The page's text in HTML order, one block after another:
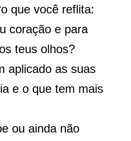
que você reflita:
coração e para
teus olhos?
aplicado as suas
e o que tem mais
ou ainda não